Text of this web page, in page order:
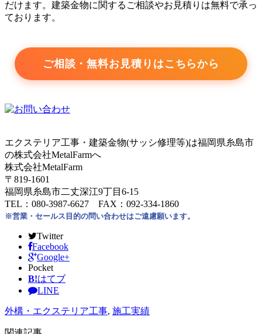
だけます。建築金物に関するご相談やお見積りは無料で承っ
ております。
ご相談・無料お見積りはこちらから
エクステリア工事・建築金物(サッシ修理等)は福岡県糸島市
の株式会社MetalFarmへ
株式会社MetalFarm
〒819-1601
福岡県糸島市二丈深江9丁目6-15
TEL：080-3987-6627 FAX：092-334-1860
※営業・セールス目的の問い合わせはご遠慮願います。
Twitter
Facebook
Google+
Pocket
B!はてブ
LINE
外構・エクステリア工事, 施工実績